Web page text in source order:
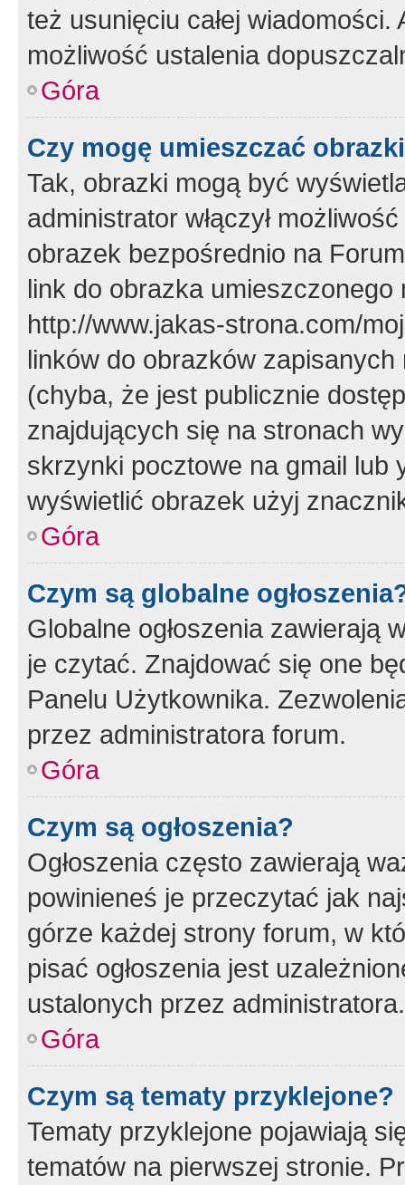
też usunięciu całej
możliwość ustalenia
Góra
Czy mogę umieszczać
Tak, obrazki mogą być
administrator włączył
obrazek bezpośrednio na
link do obrazka
http://www.jakas-strona.com/
linków do obrazków
(chyba, że jest publicznie
znajdujących się na stronach
skrzynki pocztowe na gmail lub
wyświetlić obrazek użyj
Góra
Czym są globalne
Globalne ogłoszenia zawierają
je czytać. Znajdować się one
Panelu Użytkownika.
przez administratora forum.
Góra
Czym są ogłoszenia?
Ogłoszenia często zawierają
powinieneś je przeczytać jak
górze każdej strony forum, w
pisać ogłoszenia jest
ustalonych przez administratora.
Góra
Czym są tematy przyklejone?
Tematy przyklejone pojawiają
tematów na pierwszej stronie.